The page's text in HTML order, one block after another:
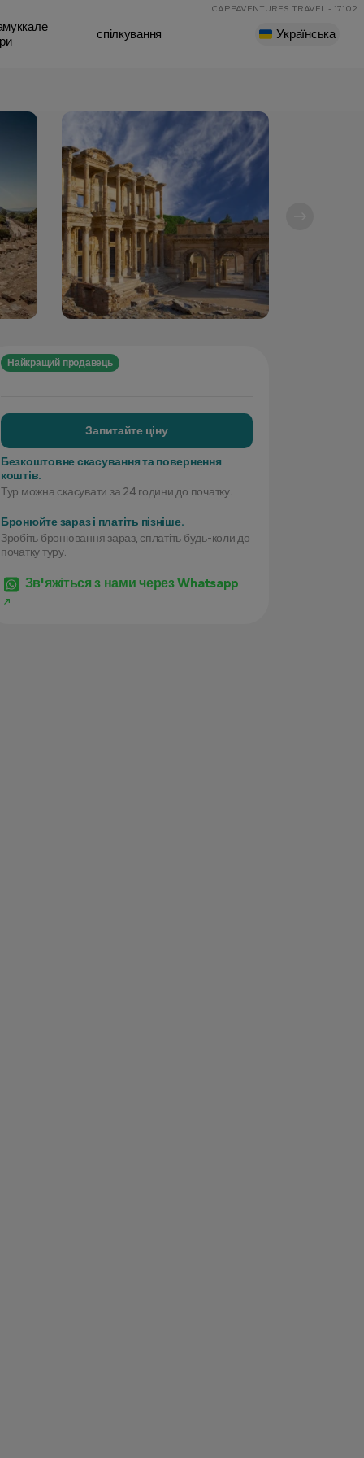
CAPPAVENTURES TRAVEL - 17102
спілкування Українська
Найкращий продавець
Запитайте ціну
Безкоштовне скасування та повернення
коштів.
Тур можна скасувати за 24 години до початку.
Бронюйте зараз і платіть пізніше.
Зробіть бронювання зараз, сплатіть будь-коли до
початку туру.
Зв'яжіться з нами через Whatsapp